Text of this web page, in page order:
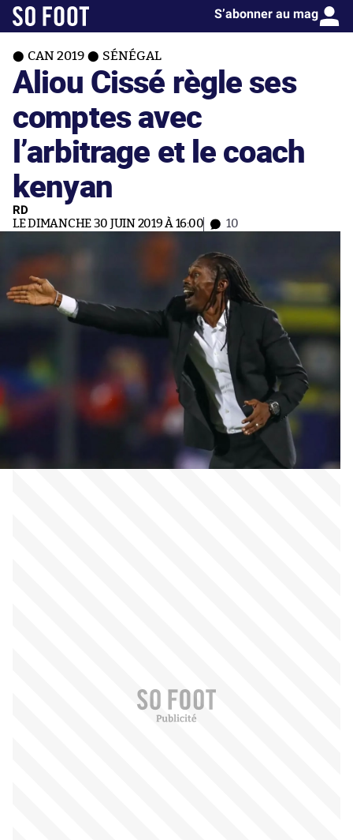
S’abonner au mag
CAN 2019 SÉNÉGAL
Aliou Cissé règle ses
comptes avec
l’arbitrage et le coach
kenyan
RD
LE DIMANCHE 30 JUIN 2019 À 16:00 10